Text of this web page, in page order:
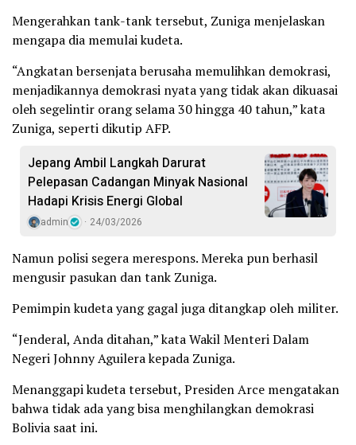
Mengerahkan tank-tank tersebut, Zuniga menjelaskan
mengapa dia memulai kudeta.
“Angkatan bersenjata berusaha memulihkan demokrasi,
menjadikannya demokrasi nyata yang tidak akan dikuasai
oleh segelintir orang selama 30 hingga 40 tahun,” kata
Zuniga, seperti dikutip AFP.
Jepang Ambil Langkah Darurat
Pelepasan Cadangan Minyak Nasional
Hadapi Krisis Energi Global
admin 24/03/2026
Namun polisi segera merespons. Mereka pun berhasil
mengusir pasukan dan tank Zuniga.
Pemimpin kudeta yang gagal juga ditangkap oleh militer.
“Jenderal, Anda ditahan,” kata Wakil Menteri Dalam
Negeri Johnny Aguilera kepada Zuniga.
Menanggapi kudeta tersebut, Presiden Arce mengatakan
bahwa tidak ada yang bisa menghilangkan demokrasi
Bolivia saat ini.